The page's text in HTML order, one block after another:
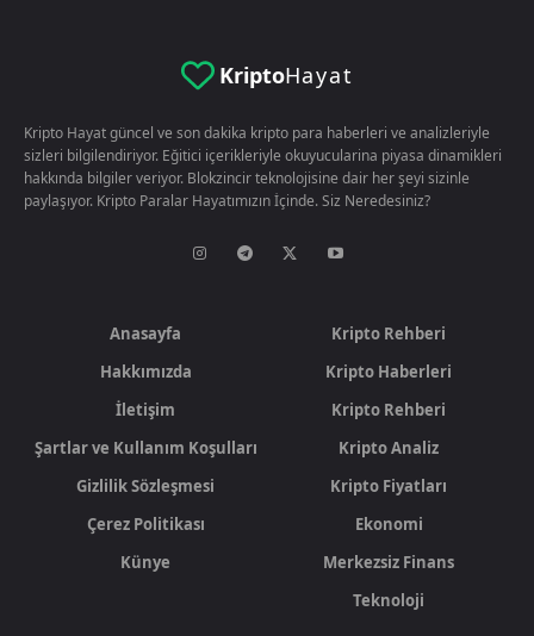
KriptoHayat
Kripto Hayat güncel ve son dakika kripto para haberleri ve analizleriyle
sizleri bilgilendiriyor. Eğitici içerikleriyle okuyucularina piyasa dinamikleri
hakkında bilgiler veriyor. Blokzincir teknolojisine dair her şeyi sizinle
paylaşıyor. Kripto Paralar Hayatımızın İçinde. Siz Neredesiniz?
Anasayfa
Hakkımızda
İletişim
Şartlar ve Kullanım Koşulları
Gizlilik Sözleşmesi
Çerez Politikası
Künye
Kripto Rehberi
Kripto Haberleri
Kripto Rehberi
Kripto Analiz
Kripto Fiyatları
Ekonomi
Merkezsiz Finans
Teknoloji